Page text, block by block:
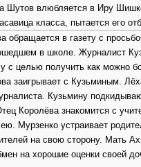
Шутов влюбляется в Иру
класса, пытается его
обращается в газету с
в школе. Журналист
с целью получить как можно
заигрывает с Кузьминым.
Кузьмину
Королёва знакомится с
Мурзенко устраивает
на свою сторону. Мать
на хорошие оценки своей